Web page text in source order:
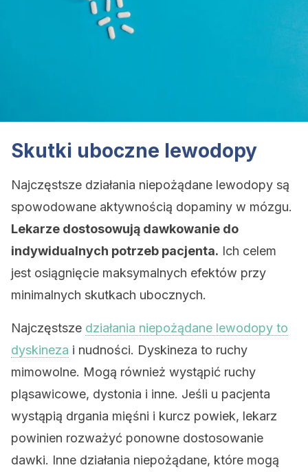
Skutki uboczne lewodopy
Najczęstsze działania niepożądane lewodopy są
spowodowane aktywnością dopaminy w mózgu.
Lekarze dostosowują dawkowanie do
indywidualnych potrzeb pacjenta. Ich celem
jest osiągnięcie maksymalnych efektów przy
minimalnych skutkach ubocznych.
Najczęstsze działania niepożądane lewodopy to
dyskineza i nudności. Dyskineza to ruchy
mimowolne. Mogą również wystąpić ruchy
pląsawicowe, dystonia i inne. Jeśli u pacjenta
wystąpią drgania mięśni i kurcz powiek, lekarz
powinien rozważyć ponowne dostosowanie
dawki. Inne działania niepożądane, które mogą